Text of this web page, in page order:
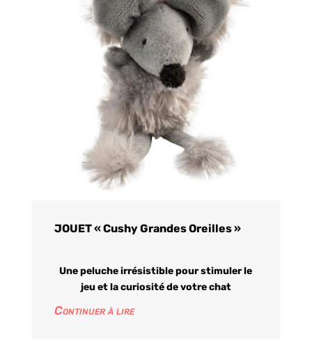
JOUET « Cushy Grandes Oreilles »
Une peluche irrésistible pour stimuler le
jeu et la curiosité de votre chat
Continuer à lire